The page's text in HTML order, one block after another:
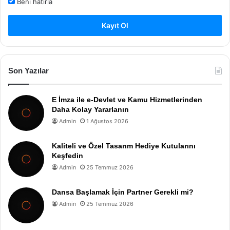
Kayıt Ol
Son Yazılar
E İmza ile e-Devlet ve Kamu Hizmetlerinden
Daha Kolay Yararlanın
Admin 1 Ağustos 2026
Kaliteli ve Özel Tasarım Hediye Kutularını
Keşfedin
Admin 25 Temmuz 2026
Dansa Başlamak İçin Partner Gerekli mi?
Admin 25 Temmuz 2026